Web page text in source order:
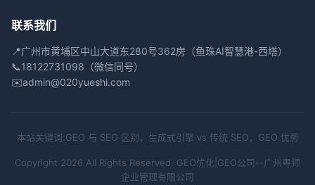
联系我们
📍广州市黄埔区中山大道东280号362房（鱼珠AI智慧港-西塔）
📞18122731098（微信同号）
✉️admin@020yueshi.com
本站关键词:GEO 与 SEO 区别，生成式引擎 vs 传统 SEO，GEO 优势
Copyright 2026 All Rights Reserved. GEO优化|GEO公司--广州粤师
企业管理有限公司